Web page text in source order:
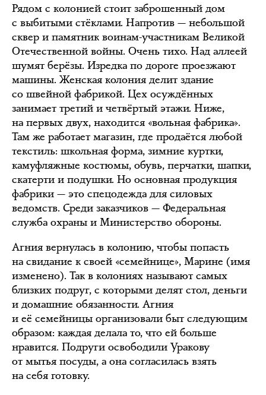
Рядом с колонией стоит заброшенный дом
с выбитыми стёклами. Напротив — небольшой
сквер и памятник воинам-участникам Великой
Отечественной войны. Очень тихо. Над аллеей
шумят берёзы. Изредка по дороге проезжают
машины. Женская колония делит здание
со швейной фабрикой. Цех осуждённых
занимает третий и четвёртый этажи. Ниже,
на первых двух, находится «вольная фабрика».
Там же работает магазин, где продаётся любой
текстиль: школьная форма, зимние куртки,
камуфляжные костюмы, обувь, перчатки, шапки,
скатерти и подушки. Но основная продукция
фабрики — это спецодежда для силовых
ведомств. Среди заказчиков — Федеральная
служба охраны и Министерство обороны.
Агния вернулась в колонию, чтобы попасть
на свидание к своей «семейнице», Марине (имя
изменено). Так в колониях называют самых
близких подруг, с которыми делят стол, деньги
и домашние обязанности. Агния
и её семейницы организовали быт следующим
образом: каждая делала то, что ей больше
нравится. Подруги освободили Уракову
от мытья посуды, а она согласилась взять
на себя готовку.